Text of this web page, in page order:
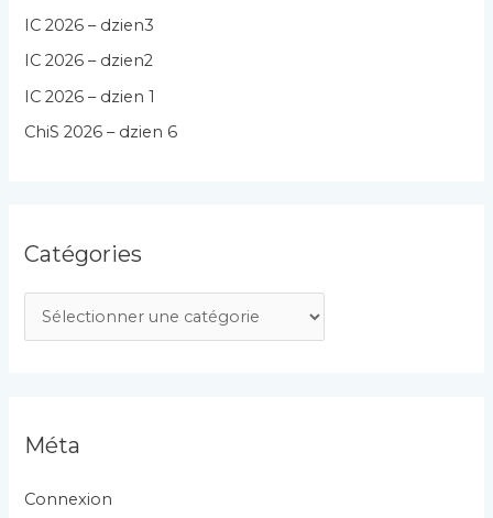
IC 2026 – dzien3
IC 2026 – dzien2
IC 2026 – dzien 1
ChiS 2026 – dzien 6
Catégories
a
g
r
Méta
Connexion